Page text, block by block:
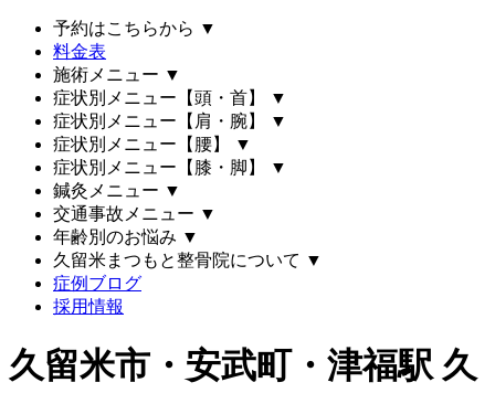
予約はこちらから ▼
料金表
施術メニュー ▼
症状別メニュー【頭・首】
▼
症状別メニュー【肩・腕】
▼
症状別メニュー【腰】
▼
症状別メニュー【膝・脚】
▼
鍼灸メニュー ▼
交通事故メニュー ▼
年齢別のお悩み ▼
久留米まつもと整骨院について ▼
症例ブログ
採用情報
久留米市・安武町・津福駅 久